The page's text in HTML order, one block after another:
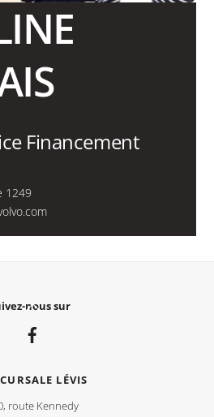
Financement
1249
Back
Top
nous sur
LÉVIS
route Kennedy